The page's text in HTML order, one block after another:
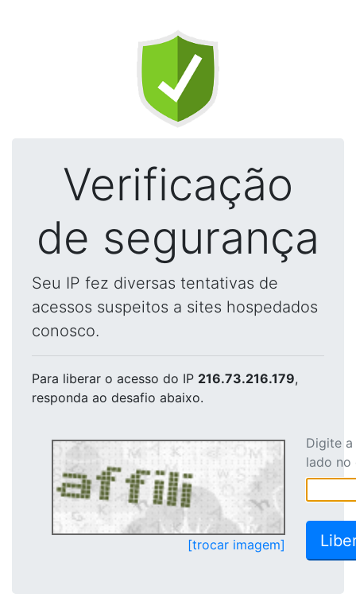
Verificação
de segurança
Seu IP fez diversas tentativas de
acessos suspeitos a sites hospedados
conosco.
Para liberar o acesso do IP 216.73.216.179,
responda ao desafio abaixo.
[trocar imagem]
Digite
lado no